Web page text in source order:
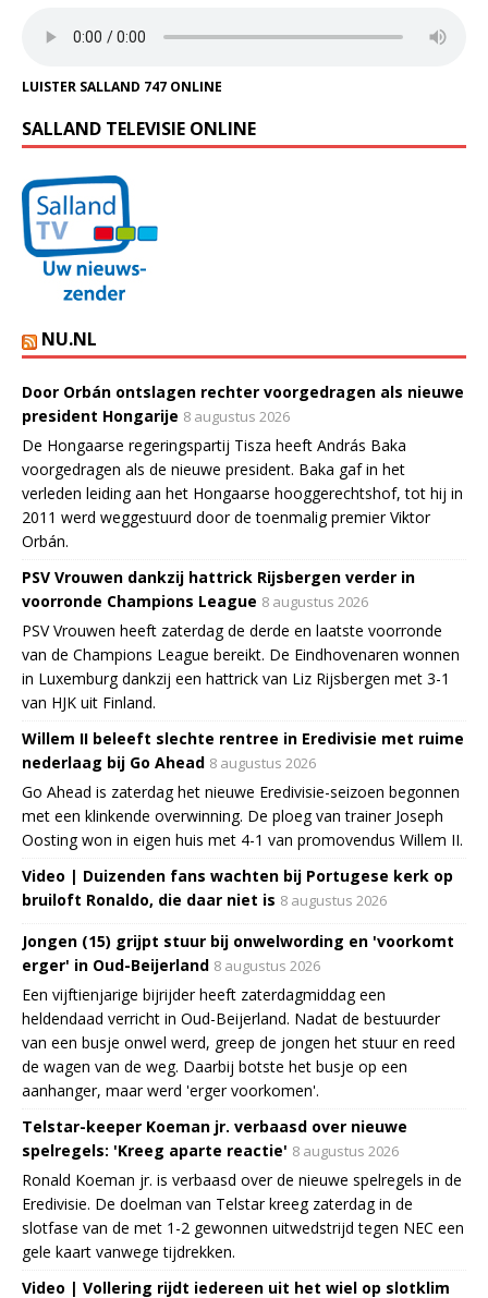
LUISTER SALLAND 747 ONLINE
SALLAND TELEVISIE ONLINE
NU.NL
Door Orbán ontslagen rechter voorgedragen als nieuwe
president Hongarije 8 augustus 2026
De Hongaarse regeringspartij Tisza heeft András Baka
voorgedragen als de nieuwe president. Baka gaf in het
verleden leiding aan het Hongaarse hooggerechtshof, tot hij in
2011 werd weggestuurd door de toenmalig premier Viktor
Orbán.
PSV Vrouwen dankzij hattrick Rijsbergen verder in
voorronde Champions League 8 augustus 2026
PSV Vrouwen heeft zaterdag de derde en laatste voorronde
van de Champions League bereikt. De Eindhovenaren wonnen
in Luxemburg dankzij een hattrick van Liz Rijsbergen met 3-1
van HJK uit Finland.
Willem II beleeft slechte rentree in Eredivisie met ruime
nederlaag bij Go Ahead 8 augustus 2026
Go Ahead is zaterdag het nieuwe Eredivisie-seizoen begonnen
met een klinkende overwinning. De ploeg van trainer Joseph
Oosting won in eigen huis met 4-1 van promovendus Willem II.
Video | Duizenden fans wachten bij Portugese kerk op
bruiloft Ronaldo, die daar niet is 8 augustus 2026
Jongen (15) grijpt stuur bij onwelwording en 'voorkomt
erger' in Oud-Beijerland 8 augustus 2026
Een vijftienjarige bijrijder heeft zaterdagmiddag een
heldendaad verricht in Oud-Beijerland. Nadat de bestuurder
van een busje onwel werd, greep de jongen het stuur en reed
de wagen van de weg. Daarbij botste het busje op een
aanhanger, maar werd 'erger voorkomen'.
Telstar-keeper Koeman jr. verbaasd over nieuwe
spelregels: 'Kreeg aparte reactie' 8 augustus 2026
Ronald Koeman jr. is verbaasd over de nieuwe spelregels in de
Eredivisie. De doelman van Telstar kreeg zaterdag in de
slotfase van de met 1-2 gewonnen uitwedstrijd tegen NEC een
gele kaart vanwege tijdrekken.
Video | Vollering rijdt iedereen uit het wiel op slotklim